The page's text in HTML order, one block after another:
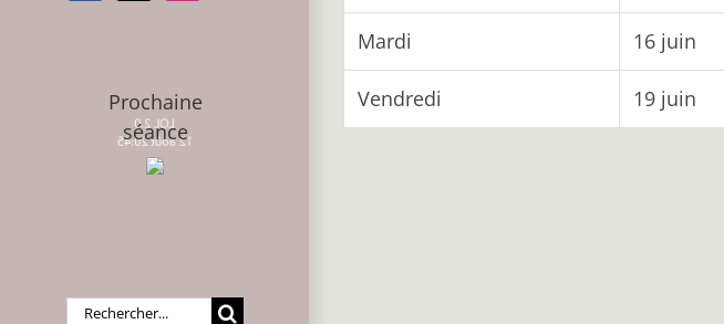
Prochaine
séance
LOL 2.0
12 août 20:45
Rechercher:
Mardi 16 juin
Vendredi 19 juin